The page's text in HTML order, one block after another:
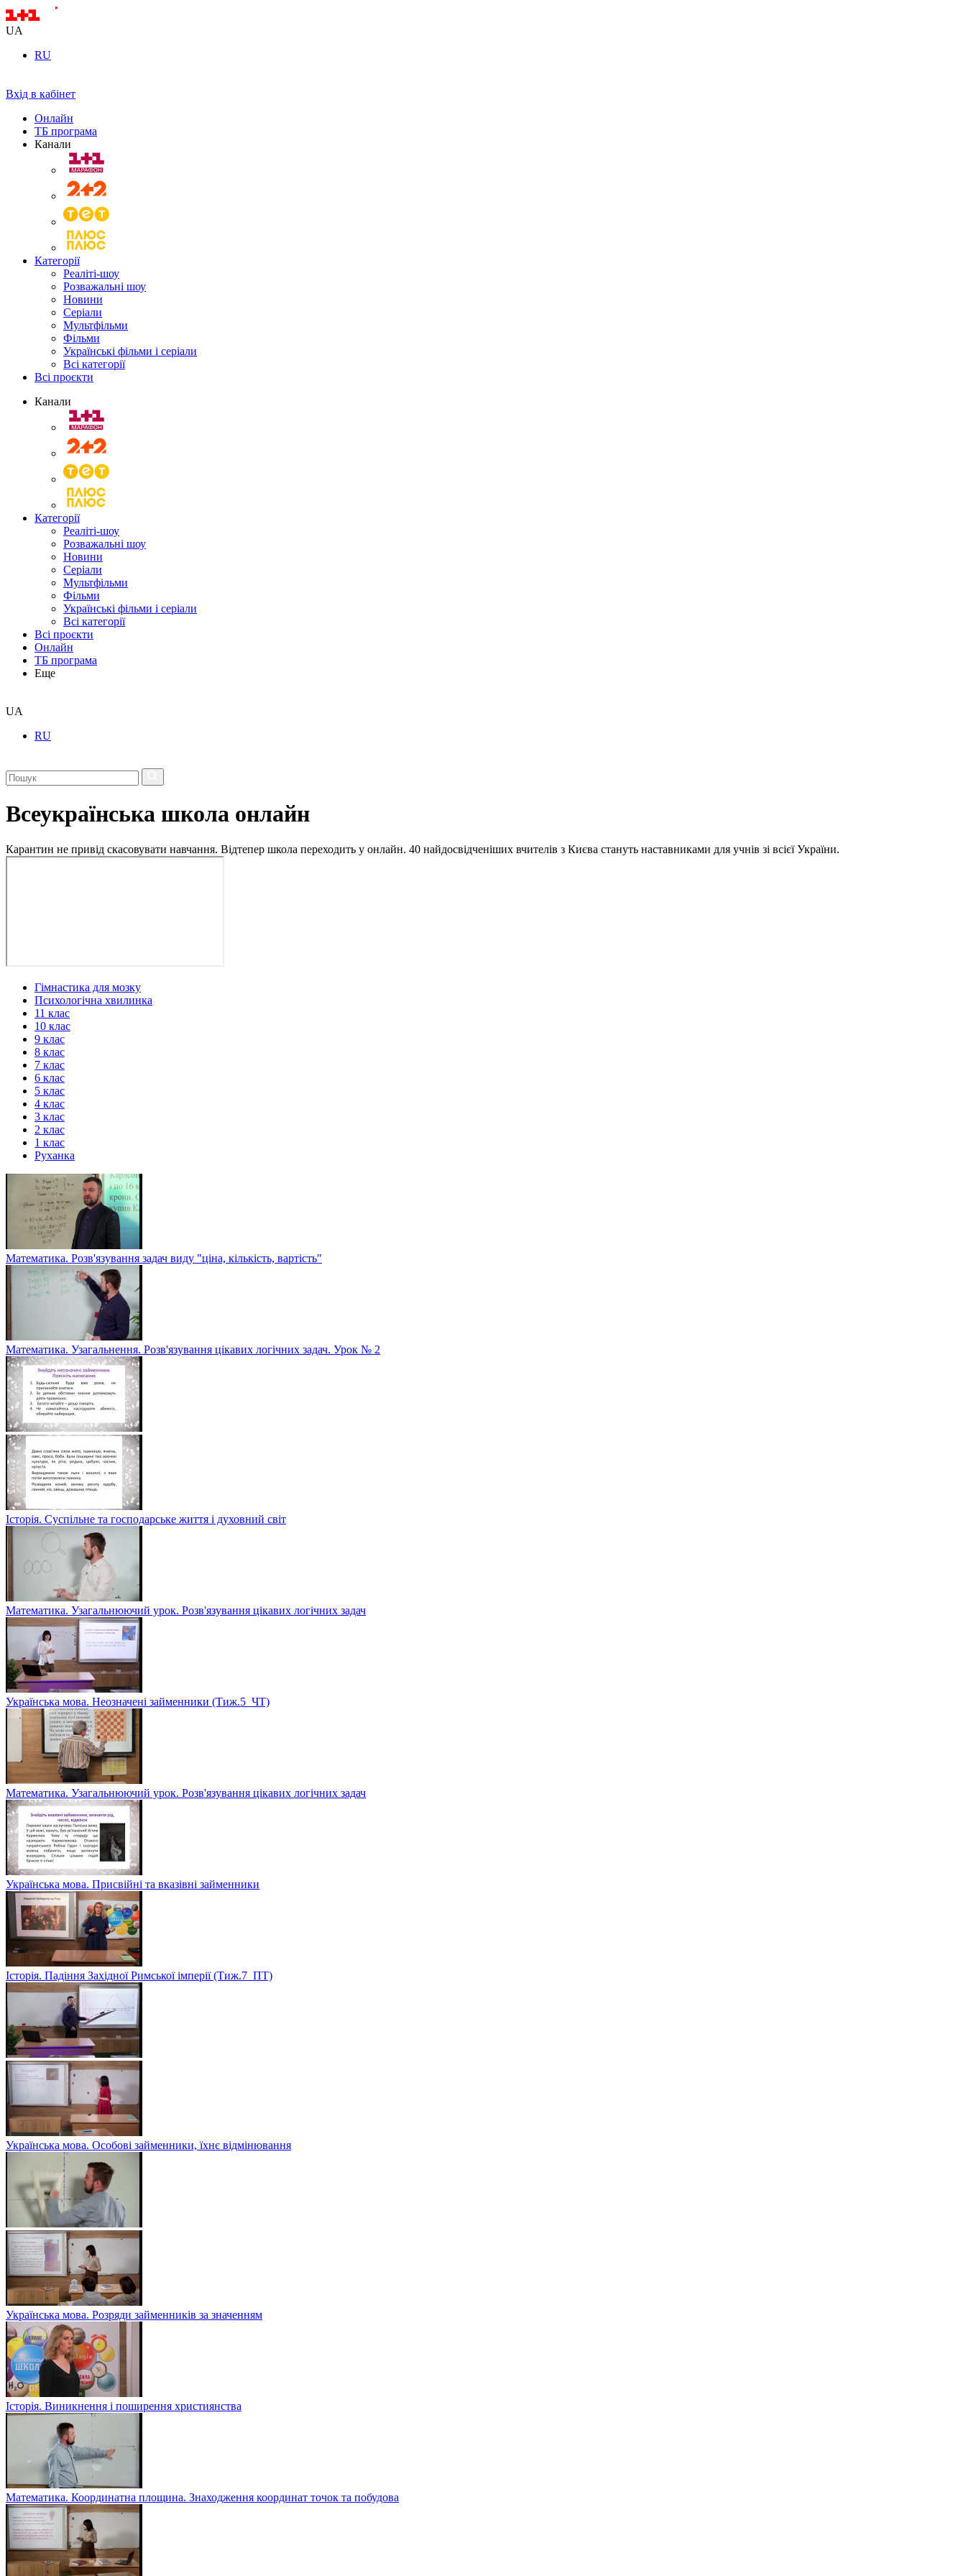
UA
RU
Вхід в кабінет
Онлайн
ТБ програма
Канали
Категорії
Реаліті-шоу
Розважальні шоу
Новини
Серіали
Мультфільми
Фільми
Українські фільми і серіали
Всі категорії
Всі проєкти
Канали
Категорії
Реаліті-шоу
Розважальні шоу
Новини
Серіали
Мультфільми
Фільми
Українські фільми і серіали
Всі категорії
Всі проєкти
Онлайн
ТБ програма
Еще
UA
RU
Всеукраїнська школа онлайн
Карантин не привід скасовувати навчання. Відтепер школа переходить у онлайн. 40 найдосвідченіших вчителів з Києва стануть наставниками для учнів зі всієї України.
Гімнастика для мозку
Психологічна хвилинка
11 клас
10 клас
9 клас
8 клас
7 клас
6 клас
5 клас
4 клас
3 клас
2 клас
1 клас
Руханка
Математика. Розв'язування задач виду "ціна, кількість, вартість"
Математика. Узагальнення. Розв'язування цікавих логічних задач. Урок № 2
Історія. Суспільне та господарське життя і духовний світ
Математика. Узагальнюючий урок. Розв'язування цікавих логічних задач
Українська мова. Неозначені займенники (Тиж.5_ЧТ)
Математика. Узагальнюючий урок. Розв'язування цікавих логічних задач
Українська мова. Присвійні та вказівні займенники
Історія. Падіння Західної Римської імперії (Тиж.7_ПТ)
Українська мова. Особові займенники, їхнє відмінювання
Українська мова. Розряди займенників за значенням
Історія. Виникнення і поширення християнства
Математика. Координатна площина. Знаходження координат точок та побудова